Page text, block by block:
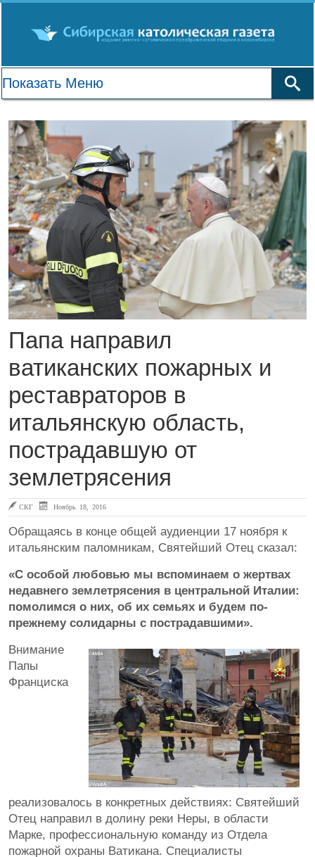
Папа направил
ватиканских пожарных и
реставраторов в
итальянскую область,
пострадавшую от
землетрясения
СКГ Ноябрь 18, 2016
Обращаясь в конце общей аудиенции 17 ноября к
итальянским паломникам, Святейший Отец сказал:
«С особой любовью мы вспоминаем о жертвах
недавнего землетрясения в центральной Италии:
помолимся о них, об их семьях и будем по-
прежнему солидарны с пострадавшими».
Внимание
Папы
Франциска
реализовалось в конкретных действиях: Святейший
Отец направил в долину реки Неры, в области
Марке, профессиональную команду из Отдела
пожарной охраны Ватикана. Специалисты